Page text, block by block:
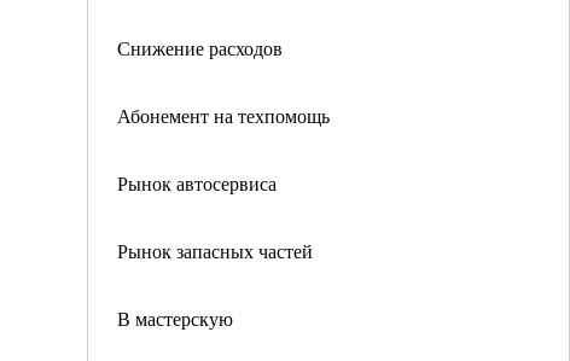
Снижение расходов
Абонемент на техпомощь
Рынок автосервиса
Рынок запасных частей
В мастерскую